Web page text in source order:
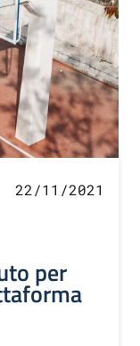
22/11/2021
per